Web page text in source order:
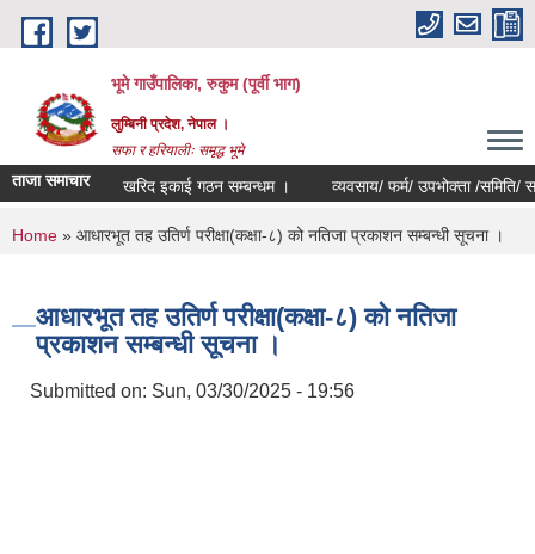
Skip to main content
भूमे गाउँपालिका, रुकुम (पूर्वी भाग)
लुम्बिनी प्रदेश, नेपाल ।
सफा र हरियालीः समृद्ध भूमे
ताजा समाचारखरिद इकाई गठन सम्बन्धम । व्यवसाय/ फर्म/ उपभोक्ता /समिति/ समुह/
You are here
Home » आधारभूत तह उतिर्ण परीक्षा(कक्षा-८) को नतिजा प्रकाशन सम्बन्धी सूचना ।
आधारभूत तह उतिर्ण परीक्षा(कक्षा-८) को नतिजा
प्रकाशन सम्बन्धी सूचना ।
Submitted on: Sun, 03/30/2025 - 19:56